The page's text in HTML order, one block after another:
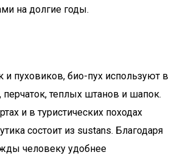
на долгие годы.
пуховиков, био-пух используют в
теплых штанов и шапок.
и в туристических походах
состоит из sustans. Благодаря
человеку удобнее